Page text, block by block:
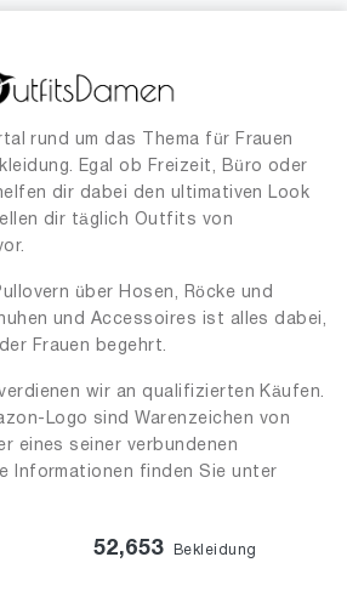
rund um das Thema für Frauen
Egal ob Freizeit, Büro oder
dir dabei den ultimativen Look
dir täglich Outfits von
über Hosen, Röcke und
und Accessoires ist alles dabei,
Frauen begehrt.
wir an qualifizierten Käufen.
Logo sind Warenzeichen von
eines seiner verbundenen
Informationen finden Sie unter
52,653 Bekleidung